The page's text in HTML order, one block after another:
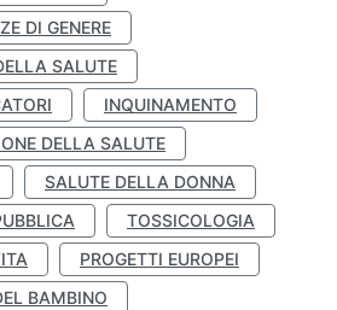
DI GENERE
SALUTE
INQUINAMENTO
DELLA SALUTE
SALUTE DELLA DONNA
TOSSICOLOGIA
PROGETTI EUROPEI
BAMBINO